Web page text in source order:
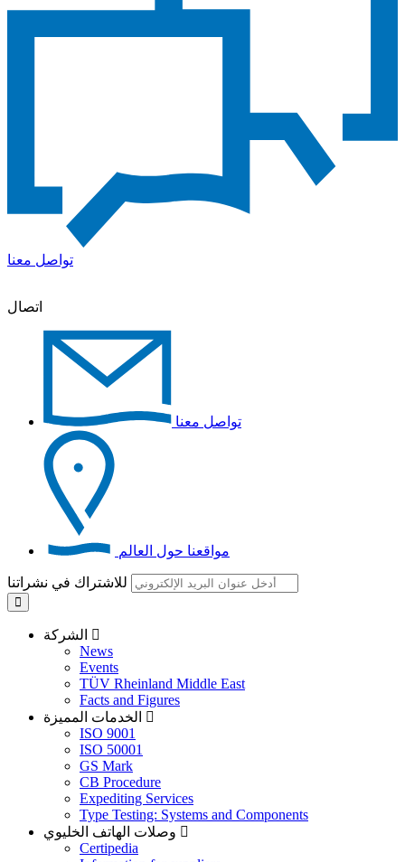
تواصل معنا
اتصال
تواصل معنا
مواقعنا حول العالم
للاشتراك في نشراتنا
News
Events
TÜV Rheinland Middle East
Facts and Figures
ISO 9001
ISO 50001
GS Mark
CB Procedure
Expediting Services
Type Testing: Systems and Components
Certipedia